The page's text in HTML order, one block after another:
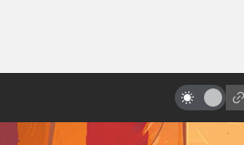
фильмов ужасов из Индонезии